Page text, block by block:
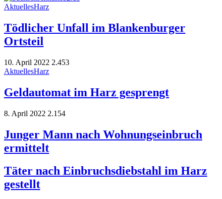
AktuellesHarz
Tödlicher Unfall im Blankenburger
Ortsteil
10. April 2022 2.453
AktuellesHarz
Geldautomat im Harz gesprengt
8. April 2022 2.154
Junger Mann nach Wohnungseinbruch
ermittelt
Täter nach Einbruchsdiebstahl im Harz
gestellt